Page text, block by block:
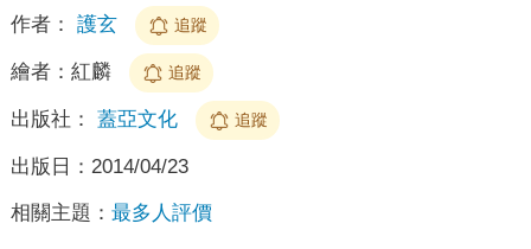
作者： 護玄 追蹤
繪者： 紅麟 追蹤
出版社： 蓋亞文化 追蹤
出版日： 2014/04/23
相關主題： 最多人評價